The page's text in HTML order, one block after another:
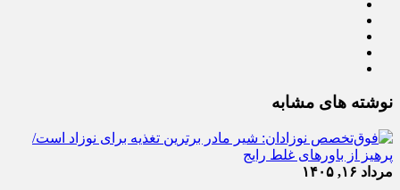
نوشته های مشابه
مرداد ۱۶, ۱۴۰۵